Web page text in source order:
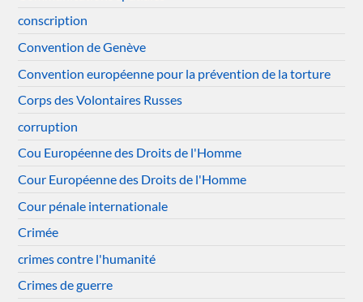
conscription
Convention de Genève
Convention européenne pour la prévention de la torture
Corps des Volontaires Russes
corruption
Cou Européenne des Droits de l'Homme
Cour Européenne des Droits de l'Homme
Cour pénale internationale
Crimée
crimes contre l'humanité
Crimes de guerre